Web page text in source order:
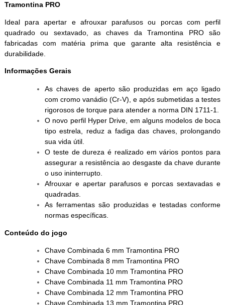
Tramontina PRO
Ideal para apertar e afrouxar parafusos ou porcas com perfil
quadrado ou sextavado, as chaves da Tramontina PRO são
fabricadas com matéria prima que garante alta resistência e
durabilidade.
Informações Gerais
As chaves de aperto são produzidas em aço ligado
com cromo vanádio (Cr-V), e após submetidas a testes
rigorosos de torque para atender a norma DIN 1711-1.
O novo perfil Hyper Drive, em alguns modelos de boca
tipo estrela, reduz a fadiga das chaves, prolongando
sua vida útil.
O teste de dureza é realizado em vários pontos para
assegurar a resistência ao desgaste da chave durante
o uso ininterrupto.
Afrouxar e apertar parafusos e porcas sextavadas e
quadradas.
As ferramentas são produzidas e testadas conforme
normas específicas.
Conteúdo do jogo
Chave Combinada 6 mm Tramontina PRO
Chave Combinada 8 mm Tramontina PRO
Chave Combinada 10 mm Tramontina PRO
Chave Combinada 11 mm Tramontina PRO
Chave Combinada 12 mm Tramontina PRO
Chave Combinada 13 mm Tramontina PRO